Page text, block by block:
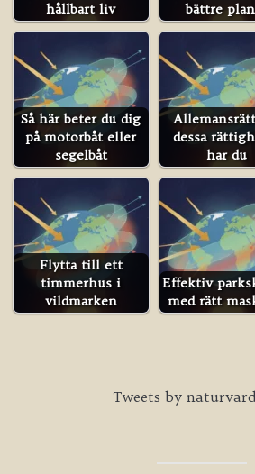
hållbart liv
bättre
Så här beter du dig
på motorbåt eller
segelbåt
dessa
har du
Flytta till ett
timmerhus i
vildmarken
Effektiv
med rätt
Tweets by